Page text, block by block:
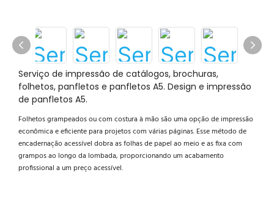
Serviço de impressão de catálogos, brochuras,
folhetos, panfletos e panfletos A5. Design e impressão
de panfletos A5.
Folhetos grampeados ou com costura à mão são uma opção de impressão
econômica e eficiente para projetos com várias páginas. Esse método de
encadernação acessível dobra as folhas de papel ao meio e as fixa com
grampos ao longo da lombada, proporcionando um acabamento
profissional a um preço acessível.